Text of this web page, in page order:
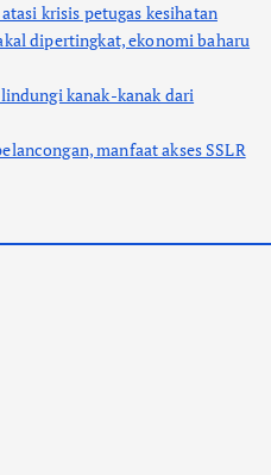
krisis petugas kesihatan
dipertingkat, ekonomi baharu
kanak-kanak dari
manfaat akses SSLR